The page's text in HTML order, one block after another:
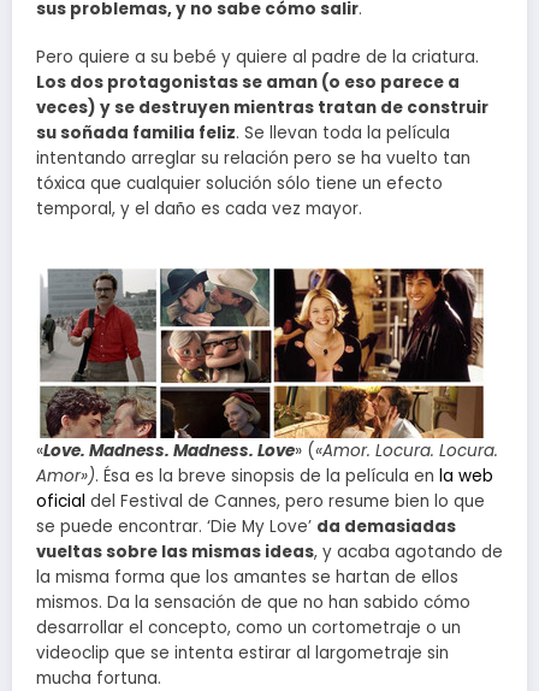
sus problemas, y no sabe cómo salir.
Pero quiere a su bebé y quiere al padre de la criatura.
Los dos protagonistas se aman (o eso parece a
veces) y se destruyen mientras tratan de construir
su soñada familia feliz. Se llevan toda la película
intentando arreglar su relación pero se ha vuelto tan
tóxica que cualquier solución sólo tiene un efecto
temporal, y el daño es cada vez mayor.
«Love. Madness. Madness. Love» («Amor. Locura. Locura.
Amor»). Ésa es la breve sinopsis de la película en la web
oficial del Festival de Cannes, pero resume bien lo que
se puede encontrar. ‘Die My Love’ da demasiadas
vueltas sobre las mismas ideas, y acaba agotando de
la misma forma que los amantes se hartan de ellos
mismos. Da la sensación de que no han sabido cómo
desarrollar el concepto, como un cortometraje o un
videoclip que se intenta estirar al largometraje sin
mucha fortuna.